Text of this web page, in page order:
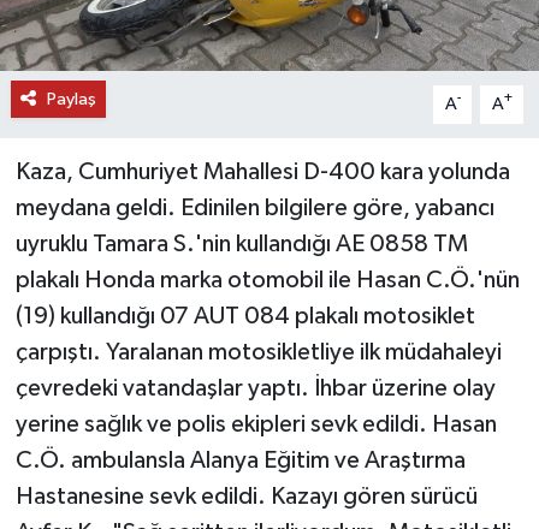
Paylaş A- A+
Kaza, Cumhuriyet Mahallesi D-400 kara yolunda
meydana geldi. Edinilen bilgilere göre, yabancı
uyruklu Tamara S.'nin kullandığı AE 0858 TM
plakalı Honda marka otomobil ile Hasan C.Ö.'nün
(19) kullandığı 07 AUT 084 plakalı motosiklet
çarpıştı. Yaralanan motosikletliye ilk müdahaleyi
çevredeki vatandaşlar yaptı. İhbar üzerine olay
yerine sağlık ve polis ekipleri sevk edildi. Hasan
C.Ö. ambulansla Alanya Eğitim ve Araştırma
Hastanesine sevk edildi. Kazayı gören sürücü
TURİZM
RÖPORTAJ
VİDEO HABERLER
YAZARLAR
RESMİ İLAN
MAGAZİN